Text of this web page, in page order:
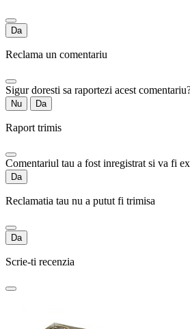
Da
Reclama un comentariu
Sigur doresti sa raportezi acest
Nu Da
Raport trimis
Comentariul tau a fost inregistrat si va fi
Da
Reclamatia tau nu a putut fi trimisa
Da
Scrie-ti recenzia